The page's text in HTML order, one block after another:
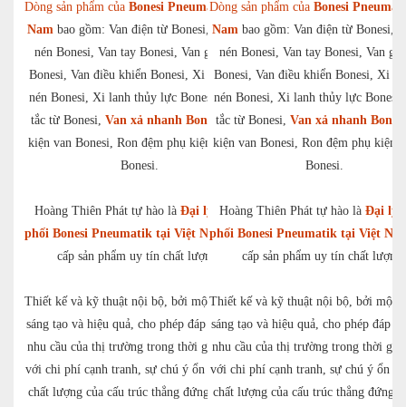
Dòng sản phẩm của Bonesi Pneumatik Việt
Nambao gồm: Van điện từ Bonesi, Van khí
nén Bonesi, Van tay Bonesi, Van giảm áp
Bonesi, Van điều khiển Bonesi, Xi lanh khí
nén Bonesi, Xi lanh thủy lực Bonesi, Công
tắc từ Bonesi, Van xả nhanh Bonesi, Phụ
kiện van Bonesi, Ron đệm phụ kiện xi lanh
Bonesi.
Hoàng Thiên Phát tự hào là Đại lý phân
phối Bonesi Pneumatik tại Việt Namcung
cấp sản phẩm uy tín chất lượng.
Thiết kế và kỹ thuật nội bộ, bởi một đội ngũ
sáng tạo và hiệu quả, cho phép đáp ứng mọi
nhu cầu của thị trường trong thời gian ngắn
với chi phí cạnh tranh, sự chú ý ổn định đến
chất lượng của cấu trúc thẳng đứng của các
Dòng sản phẩm của Bonesi
Nambao gồm: Van điện từ Bonesi,
nén Bonesi, Van tay Bonesi, Van
Bonesi, Van điều khiển Bonesi, Xi
nén Bonesi, Xi lanh thủy lực Bonesi,
tắc từ Bonesi, Van xả nhanh Bonesi
kiện van Bonesi, Ron đệm phụ kiện
Bonesi.
Hoàng Thiên Phát tự hào là Đại lý
phối Bonesi Pneumatik tại Việt
cấp sản phẩm uy tín chất lượng.
Thiết kế và kỹ thuật nội bộ, bởi một
sáng tạo và hiệu quả, cho phép đáp
nhu cầu của thị trường trong thời
với chi phí cạnh tranh, sự chú ý ổn
chất lượng của cấu trúc thẳng đứng